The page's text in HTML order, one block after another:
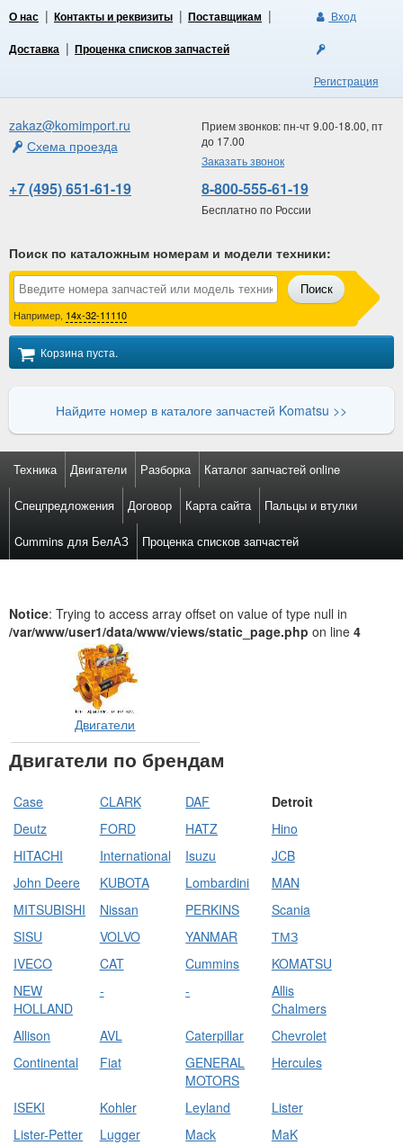
О нас Контакты и реквизиты
Поставщикам
Доставка
Проценка списков запчастей
Вход
Регистрация
zakaz@komimport.ru
Схема проезда
Прием звонков: пн-чт 9.00-18.00, пт
до 17.00
Заказать звонок
+7 (495) 651-61-19 8-800-555-61-19
Бесплатно по России
Поиск по каталожным номерам и модели техники:
Поиск
Например, 14x-32-11110
Корзина пуста.
Найдите номер в каталоге запчастей Komatsu >>
Техника Двигатели Разборка Каталог запчастей online
Спецпредложения Договор Карта сайта Пальцы и втулки
Cummins для БелАЗ Проценка списков запчастей
Notice: Trying to access array offset on value of type null in
/var/www/user1/data/www/views/static_page.php on line 4
Двигатели
Двигатели по брендам
Case CLARK DAF
Detroit
Deutz
FORD HATZ
Hino
HITACHI
International Isuzu
JCB
John Deere
KUBOTA Lombardini
MAN
MITSUBISHI
Nissan PERKINS
Scania
SISU
VOLVO YANMAR
ТМЗ
IVECO
CAT Cummins
KOMATSU
NEW
HOLLAND
- -
Allis
Chalmers
Allison
AVL Caterpillar
Chevrolet
Continental
Fiat
GENERAL
MOTORS
Hercules
ISEKI Kohler Leyland
Lister
Lister-Petter
Lugger Mack
MaK